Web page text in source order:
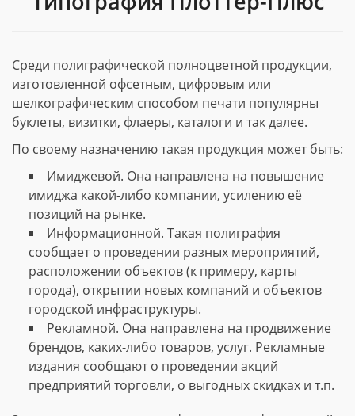
Среди полиграфической полноцветной продукции,
изготовленной офсетным, цифровым или
шелкографическим способом печати популярны
буклеты, визитки, флаеры, каталоги и так далее.
По своему назначению такая продукция может быть:
Имиджевой. Она направлена на повышение
имиджа какой-либо компании, усилению её
позиций на рынке.
Информационной. Такая полиграфия
сообщает о проведении разных мероприятий,
расположении объектов (к примеру, карты
города), открытии новых компаний и объектов
городской инфраструктуры.
Рекламной. Она направлена на продвижение
брендов, каких-либо товаров, услуг. Рекламные
издания сообщают о проведении акций
предприятий торговли, о выгодных скидках и т.п.